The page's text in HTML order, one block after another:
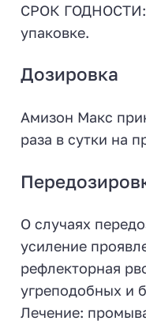
СРОК ГОДНОСТИ:
упаковке.
Дозировка
Амизон Макс
раза в сутки на
О случаях
усиление
рефлекторная
угреподобных и
Лечение: